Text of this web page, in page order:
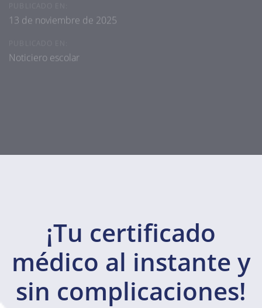
13 de noviembre de 2025
Noticiero escolar
¡Tu certificado
médico al instante y
sin complicaciones!